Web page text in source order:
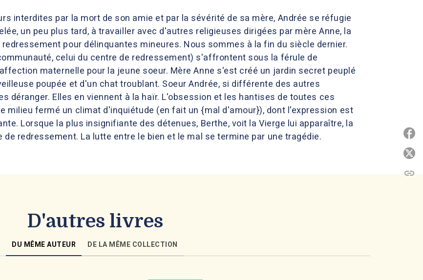
interdites par la mort de son amie et par la sévérité de sa mère, Andrée se réfugie
un peu plus tard, à travailler avec d'autres religieuses dirigées par mère Anne, la
pour délinquantes mineures. Nous sommes à la fin du siècle dernier.
celui du centre de redressement) s'affrontent sous la férule de
maternelle pour la jeune soeur. Mère Anne s'est créé un jardin secret peuplé
poupée et d'un chat troublant. Soeur Andrée, si différente des autres
déranger. Elles en viennent à la haïr. L'obsession et les hantises de toutes ces
milieu fermé un climat d'inquiétude (en fait un {mal d'amour}), dont l'expression est
Lorsque la plus insignifiante des détenues, Berthe, voit la Vierge lui apparaître, la
redressement. La lutte entre le bien et le mal se termine par une tragédie.
D'autres livres
DU MÊME AUTEUR DE LA MÊME COLLECTION
link